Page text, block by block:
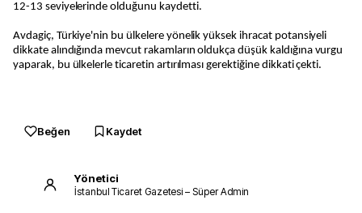
12-13 seviyelerinde olduğunu kaydetti.
Avdagiç, Türkiye'nin bu ülkelere yönelik yüksek ihracat potansiyeli
dikkate alındığında mevcut rakamların oldukça düşük kaldığına vurgu
yaparak, bu ülkelerle ticaretin artırılması gerektiğine dikkati çekti.
Beğen Kaydet
Yönetici
İstanbul Ticaret Gazetesi – Süper Admin